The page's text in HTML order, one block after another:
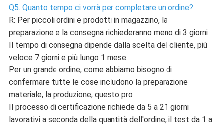
Q5. Quanto tempo ci vorrà per completare un ordine?
R: Per piccoli ordini e prodotti in magazzino, la
preparazione e la consegna richiederanno meno di 3 giorni
Il tempo di consegna dipende dalla scelta del cliente, più
veloce 7 giorni e più lungo 1 mese.
Per un grande ordine, come abbiamo bisogno di
confermare tutte le cose includono la preparazione
materiale, la produzione, questo pro
Il processo di certificazione richiede da 5 a 21 giorni
lavorativi a seconda della quantità dell'ordine, il test da 1 a